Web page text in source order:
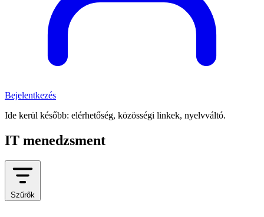
Bejelentkezés
Ide kerül később: elérhetőség, közösségi linkek, nyelvváltó.
IT menedzsment
Szűrők